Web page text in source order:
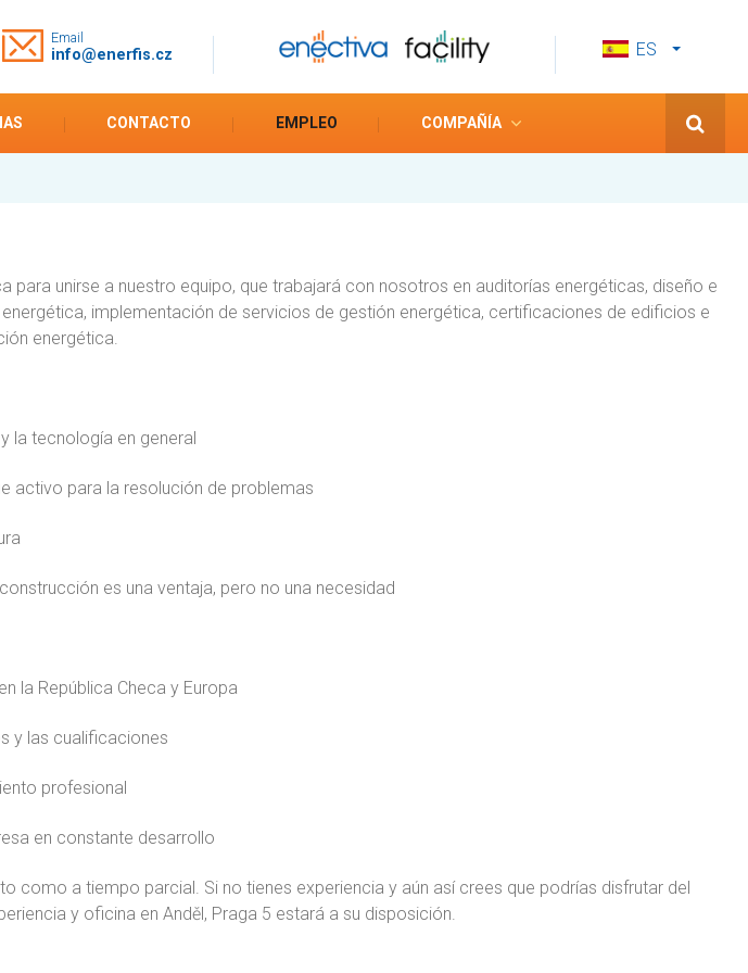
Email
info@enerfis.cz
ES
CONTACTO EMPLEO COMPAÑÍA
para unirse a nuestro equipo, que trabajará con nosotros en auditorías energéticas, diseño e
implementación de servicios de gestión energética, certificaciones de edificios e
energética.
la tecnología en general
activo para la resolución de problemas
es una ventaja, pero no una necesidad
la República Checa y Europa
y las cualificaciones
profesional
en constante desarrollo
como a tiempo parcial. Si no tienes experiencia y aún así crees que podrías disfrutar del
y oficina en Anděl, Praga 5 estará a su disposición.